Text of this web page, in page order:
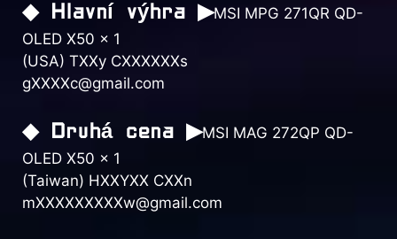
◆ Hlavní výhra ▶MSI MPG 271QR QD-
OLED X50 × 1
(USA) TXXy CXXXXXXs
gXXXXc@gmail.com
◆ Druhá cena ▶MSI MAG 272QP QD-
OLED X50 × 1
(Taiwan) HXXYXX CXXn
mXXXXXXXXXw@gmail.com